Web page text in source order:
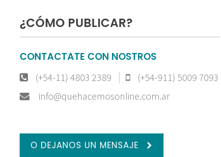
¿CÓMO PUBLICAR?
CONTACTATE CON NOSTROS
(+54-11) 4803 2389
(+54-911) 5009 7093
info@quehacemosonline.com.ar
O DEJANOS UN MENSAJE